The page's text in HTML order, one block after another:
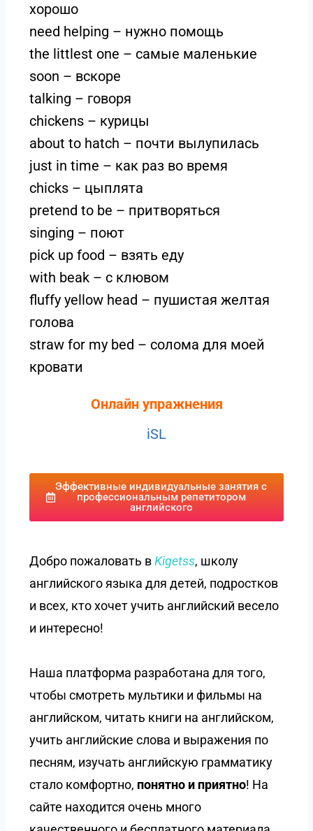
хорошо
need helping – нужно помощь
the littlest one – самые маленькие
soon – вскоре
talking – говоря
chickens – курицы
about to hatch – почти вылупилась
just in time – как раз во время
chicks – цыплята
pretend to be – притворяться
singing – поют
pick up food – взять еду
with beak – с клювом
fluffy yellow head – пушистая желтая
голова
straw for my bed – солома для моей
кровати
Онлайн упражнения
iSL
Эффективные индивидуальные занятия с
профессиональным репетитором
английского
Добро пожаловать вKigetss, школу
английского языка для детей, подростков
и всех, кто хочет учить английский весело
и интересно!
Наша платформа разработана для того,
чтобы смотреть мультики и фильмы на
английском, читать книги на английском,
учить английские слова и выражения по
песням, изучать английскую грамматику
стало комфортно, понятно и приятно! На
сайте находится очень много